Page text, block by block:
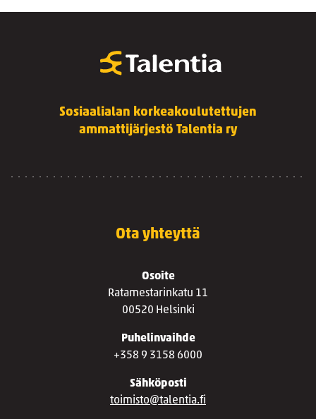
Sosiaalialan korkeakoulutettujen
ammattijärjestö Talentia ry
Ota yhteyttä
Osoite
Ratamestarinkatu 11
00520 Helsinki
Puhelinvaihde
+358 9 3158 6000
Sähköposti
toimisto@talentia.fi